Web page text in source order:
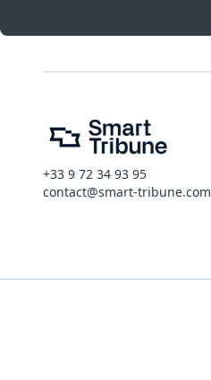
+33 9 72 34 93 95
contact@smart-tribune.com